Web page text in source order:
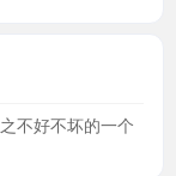
不好不坏的一个